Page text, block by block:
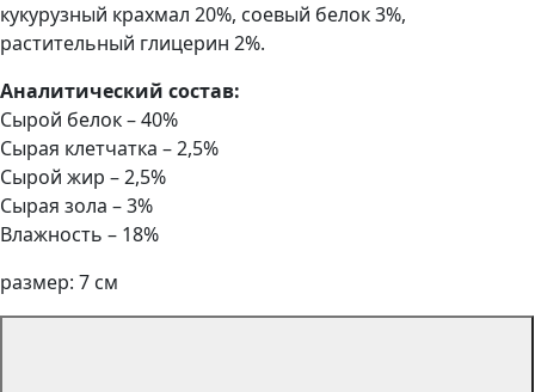
кукурузный крахмал 20%, соевый белок 3%,
растительный глицерин 2%.
Аналитический состав:
Сырой белок – 40%
Сырая клетчатка – 2,5%
Сырой жир – 2,5%
Сырая зола – 3%
Влажность – 18%
размер: 7 см